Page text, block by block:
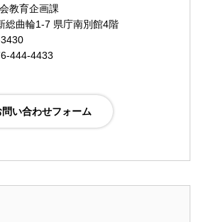
教育企画課
総曲輪1-7 県庁南別館4階
444-4433